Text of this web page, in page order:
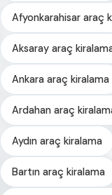
Afyonkarahisar araç
Aksaray araç
Ankara araç kiralama
Ardahan araç
Aydın araç kiralama
Bartın araç kiralama